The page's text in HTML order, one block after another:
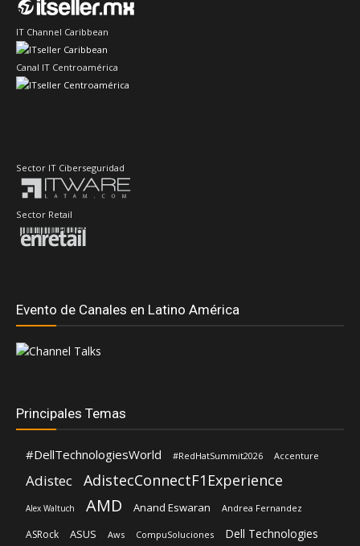
IT Channel Caribbean
Canal IT Centroamérica
Sector IT Ciberseguridad
Sector Retail
Evento de Canales en Latino América
Principales Temas
#DellTechnologiesWorld #RedHatSummit2026 Accenture
Adistec AdistecConnectF1Experience
Alex Waltuch AMD Anand Eswaran Andrea Fernandez
ASRock ASUS Aws CompuSoluciones Dell Technologies